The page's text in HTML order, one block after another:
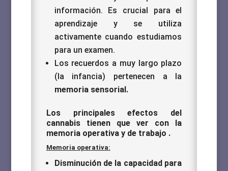
información. Es crucial para el
aprendizaje y se utiliza
activamente cuando estudiamos
para un examen.
Los recuerdos a muy largo plazo
(la infancia) pertenecen a la
memoria sensorial.
Los principales efectos del
cannabis tienen que ver con la
memoria operativa y de trabajo .
Memoria operativa:
Disminución de la capacidad para